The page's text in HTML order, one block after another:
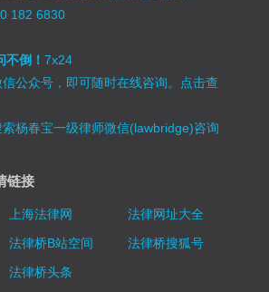
182 6830
不倒！7x24
公众号，即可随时在线咨询。 点击查
杨春宝一级律师微信(lawbridge)咨询
链接
上海法律网
法律网址大全
法律桥B站空间
法律桥搜狐号
法律桥头条